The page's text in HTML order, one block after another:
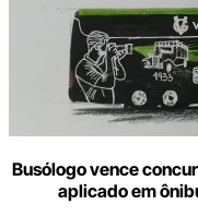
Busólogo vence
aplicado em